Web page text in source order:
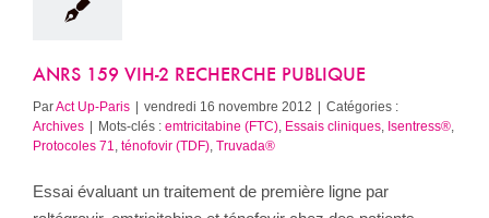
ANRS 159 VIH-2 RECHERCHE PUBLIQUE
ParAct Up-Paris vendredi 16 novembre 2012
Catégories :
Archives
Mots-clés : emtricitabine (FTC), Essais cliniques, Isentress®,
Protocoles 71, ténofovir (TDF), Truvada®
Essai évaluant un traitement de première ligne par